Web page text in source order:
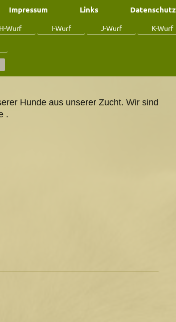
Impressum Links Datenschutz
H-Wurf I-Wurf J-Wurf K-Wurf
Hunde aus unserer Zucht. Wir sind
.